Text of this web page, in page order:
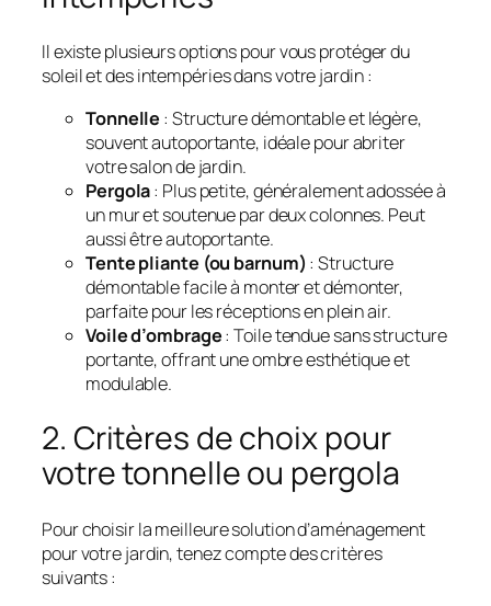
Il existe plusieurs options pour vous protéger du
soleil et des intempéries dans votre jardin :
Tonnelle : Structure démontable et légère,
souvent autoportante, idéale pour abriter
votre salon de jardin.
Pergola: Plus petite, généralement adossée à
un mur et soutenue par deux colonnes. Peut
aussi être autoportante.
Tente pliante (ou barnum) : Structure
démontable facile à monter et démonter,
parfaite pour les réceptions en plein air.
Voile d’ombrage: Toile tendue sans structure
portante, offrant une ombre esthétique et
modulable.
2. Critères de choix pour
votre tonnelle ou pergola
Pour choisir la meilleure solution d’aménagement
pour votre jardin, tenez compte des critères
suivants :